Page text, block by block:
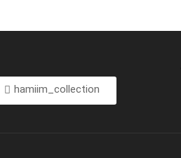
hamiim_collection